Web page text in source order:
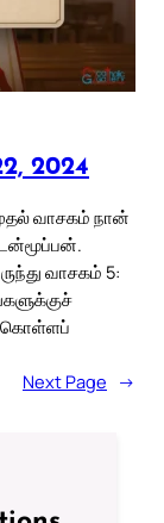
2024
வாசகம் நான்
வாசகம் 5:
Next Page →